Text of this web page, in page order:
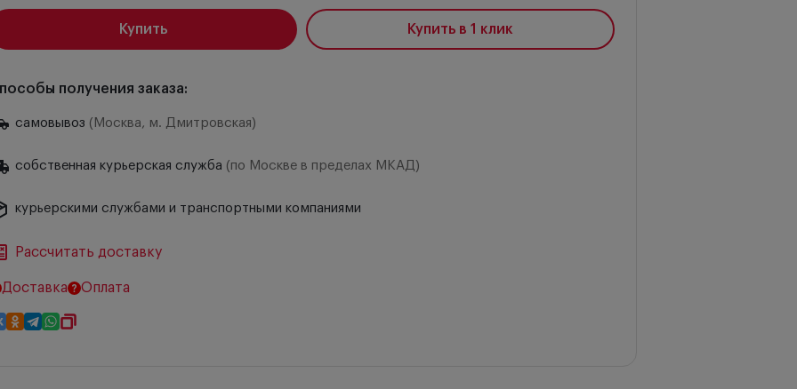
Купить Купить в 1 клик
получения заказа:
самовывоз (Москва, м. Дмитровская)
собственная курьерская служба (по Москве в пределах МКАД)
курьерскими службами и транспортными компаниями
Рассчитать доставку
Доставка Оплата